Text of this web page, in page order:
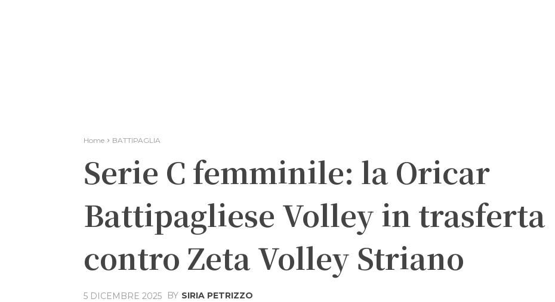
Home BATTIPAGLIA
Serie C femminile: la Oricar
Battipagliese Volley in trasferta
contro Zeta Volley Striano
5 DICEMBRE 2025 BY SIRIA PETRIZZO